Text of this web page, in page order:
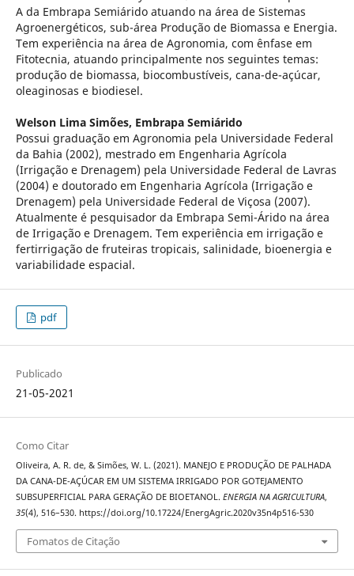
A da Embrapa Semiárido atuando na área de Sistemas
Agroenergéticos, sub-área Produção de Biomassa e Energia.
Tem experiência na área de Agronomia, com ênfase em
Fitotecnia, atuando principalmente nos seguintes temas:
produção de biomassa, biocombustíveis, cana-de-açúcar,
oleaginosas e biodiesel.
Welson Lima Simões, Embrapa Semiárido
Possui graduação em Agronomia pela Universidade Federal
da Bahia (2002), mestrado em Engenharia Agrícola
(Irrigação e Drenagem) pela Universidade Federal de Lavras
(2004) e doutorado em Engenharia Agrícola (Irrigação e
Drenagem) pela Universidade Federal de Viçosa (2007).
Atualmente é pesquisador da Embrapa Semi-Árido na área
de Irrigação e Drenagem. Tem experiência em irrigação e
fertirrigação de fruteiras tropicais, salinidade, bioenergia e
variabilidade espacial.
pdf
Publicado
21-05-2021
Como Citar
Oliveira, A. R. de, & Simões, W. L. (2021). MANEJO E PRODUÇÃO DE PALHADA
DA CANA-DE-AÇÚCAR EM UM SISTEMA IRRIGADO POR GOTEJAMENTO
SUBSUPERFICIAL PARA GERAÇÃO DE BIOETANOL. ENERGIA NA AGRICULTURA,
35(4), 516–530. https://doi.org/10.17224/EnergAgric.2020v35n4p516-530
Fomatos de Citação